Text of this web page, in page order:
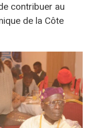
contribuer au
de la Côte